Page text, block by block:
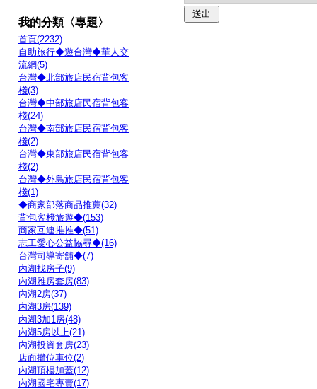
我的分類〈專題〉
首頁(2232)
自助旅行◆遊台灣◆華人交
流網(5)
台灣◆北部旅店民宿背包客
棧(3)
台灣◆中部旅店民宿背包客
棧(24)
台灣◆南部旅店民宿背包客
棧(2)
台灣◆東部旅店民宿背包客
棧(2)
台灣◆外島旅店民宿背包客
棧(1)
◆商家部落商品推薦(32)
背包客棧旅遊◆(153)
商家互連推推◆(51)
志工愛心公益協尋◆(16)
台灣司導寄舖◆(7)
內湖找房子(9)
內湖雅房套房(83)
內湖2房(37)
內湖3房(139)
內湖3加1房(48)
內湖5房以上(21)
內湖投資套房(23)
店面攤位車位(2)
內湖頂樓加蓋(12)
內湖國宅專賣(17)